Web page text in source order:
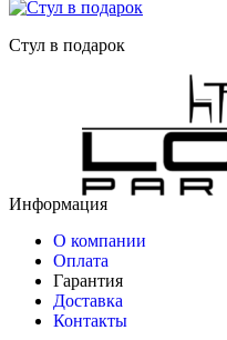
Стул в подарок
Информация
О компании
Оплата
Гарантия
Доставка
Контакты